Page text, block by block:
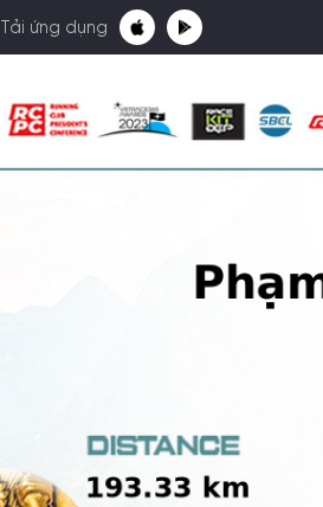
Tải ứng dụng